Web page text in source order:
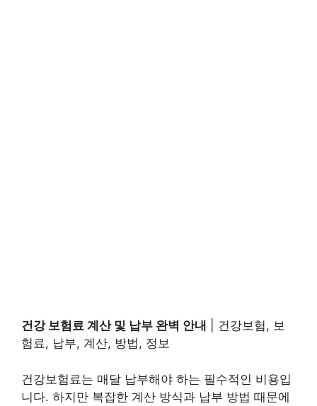
건강 보험료 계산 및 납부 완벽 안내
| 건강보험, 보
험료, 납부, 계산, 방법, 정보
건강보험료는 매달 납부해야 하는 필수적인 비용입
니다. 하지만 복잡한 계산 방식과 납부 방법 때문에